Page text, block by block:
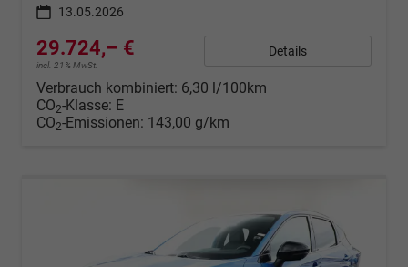
13.05.2026
29.724,– €
incl. 21% MwSt.
Details
Verbrauch kombiniert: 6,30 l/100km
CO2-Klasse: E
CO2-Emissionen: 143,00 g/km